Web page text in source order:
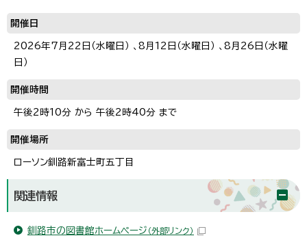
開催日
2026年7月22日（水曜日） 、8月12日（水曜日） 、8月26日（水曜
日）
開催時間
午後2時10分 から 午後2時40分 まで
開催場所
ローソン釧路新富士町五丁目
関連情報
釧路市の図書館ホームページ （外部リンク）